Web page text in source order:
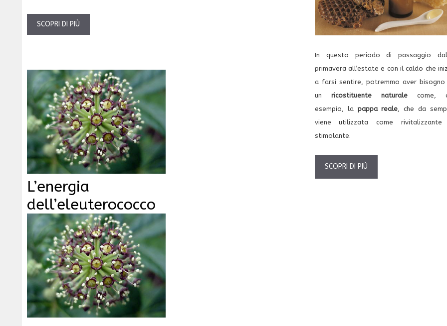
SCOPRI DI PIÙ
In questo periodo di passaggio
primavera all’estate e con il caldo che
a farsi sentire, potremmo aver bisogno
un ricostituente naturale come,
esempio, la pappa reale, che da
viene utilizzata come rivitalizzante
stimolante.
SCOPRI DI PIÙ
L’energia
dell’eleuterococco